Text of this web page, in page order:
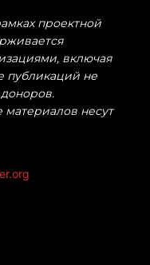
проектной
включая
публикаций не
материалов несут